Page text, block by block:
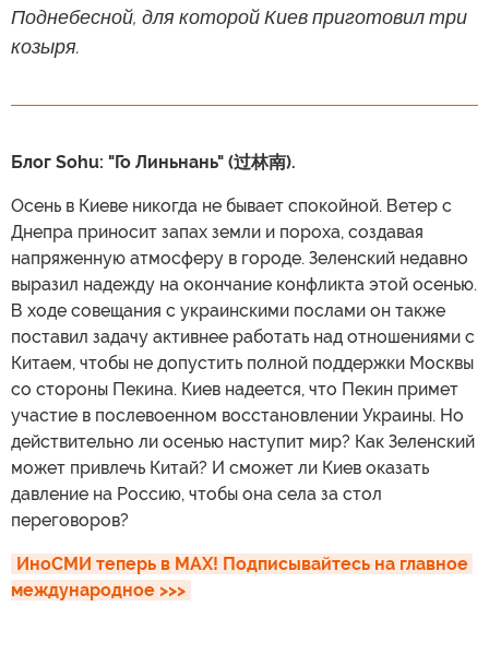
Поднебесной, для которой Киев приготовил три
козыря.
Блог Sohu: "Го Линьнань" (过林南).
Осень в Киеве никогда не бывает спокойной. Ветер с
Днепра приносит запах земли и пороха, создавая
напряженную атмосферу в городе. Зеленский недавно
выразил надежду на окончание конфликта этой осенью.
В ходе совещания с украинскими послами он также
поставил задачу активнее работать над отношениями с
Китаем, чтобы не допустить полной поддержки Москвы
со стороны Пекина. Киев надеется, что Пекин примет
участие в послевоенном восстановлении Украины. Но
действительно ли осенью наступит мир? Как Зеленский
может привлечь Китай? И сможет ли Киев оказать
давление на Россию, чтобы она села за стол
переговоров?
ИноСМИ теперь в MAX! Подписывайтесь на главное
международное >>>